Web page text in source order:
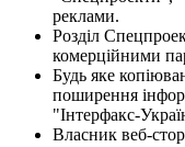
реклами.
Розділ
комерційними
Будь яке
поширення
"Інтерфакс-
Власник веб-